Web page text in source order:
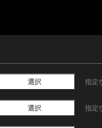
選択 指定
選択 指定